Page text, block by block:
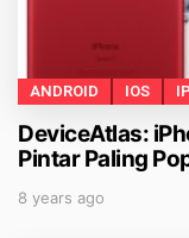
ANDROID IOS
DeviceAtlas:
Pintar Paling
8 years ago